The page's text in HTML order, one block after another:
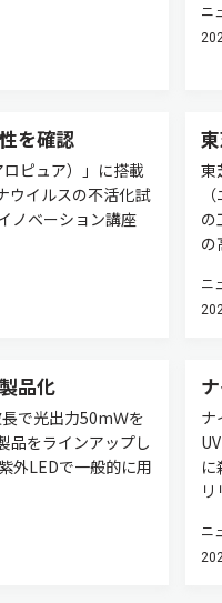
ニ
を確認
ピュア）」に搭載
ウイルスの不活化試
ノベーション講座
東
の
の
ニ
品化
で光出力50mＷを
品をラインアップし
外LEDで一般的に用
ナ
ニ